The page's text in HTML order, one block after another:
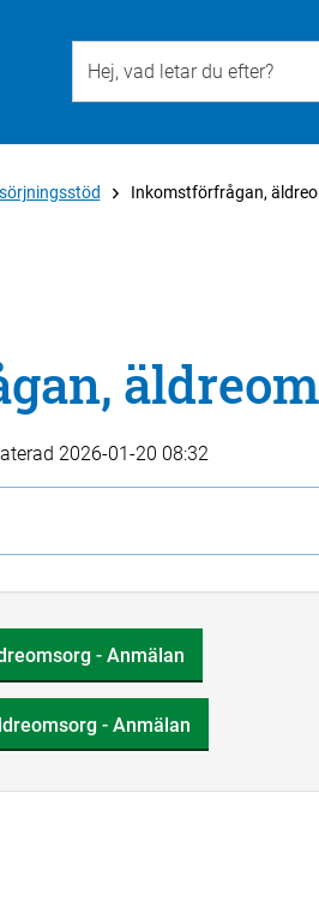
Inkomstförfrågan,
2026-01-20 08:32
- Anmälan
- Anmälan